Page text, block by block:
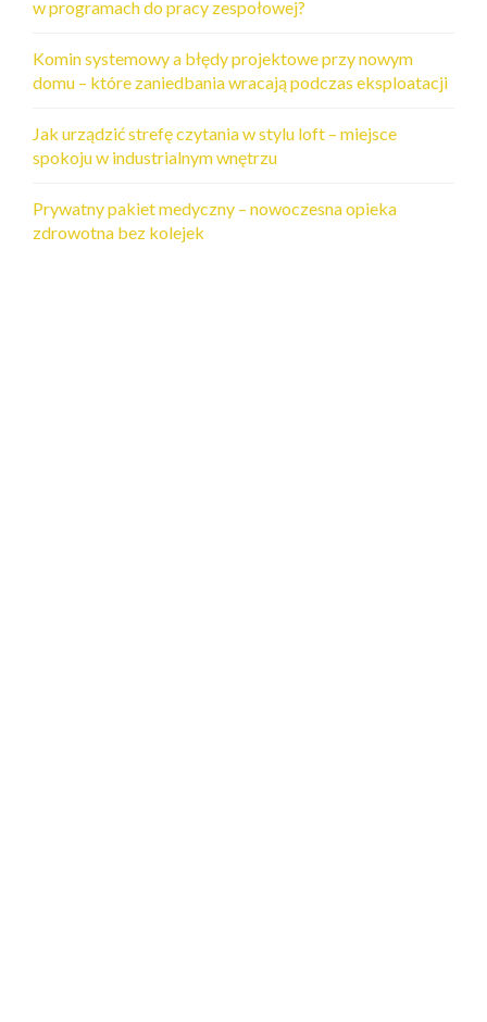
w programach do pracy zespołowej?
Komin systemowy a błędy projektowe przy nowym
domu – które zaniedbania wracają podczas eksploatacji
Jak urządzić strefę czytania w stylu loft – miejsce
spokoju w industrialnym wnętrzu
Prywatny pakiet medyczny – nowoczesna opieka
zdrowotna bez kolejek